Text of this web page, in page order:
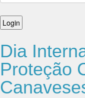
Dia
Proteção